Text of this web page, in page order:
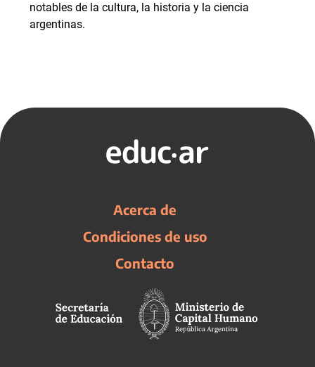
notables de la cultura, la historia y la ciencia
argentinas.
Acerca de
Condiciones de uso
Contacto